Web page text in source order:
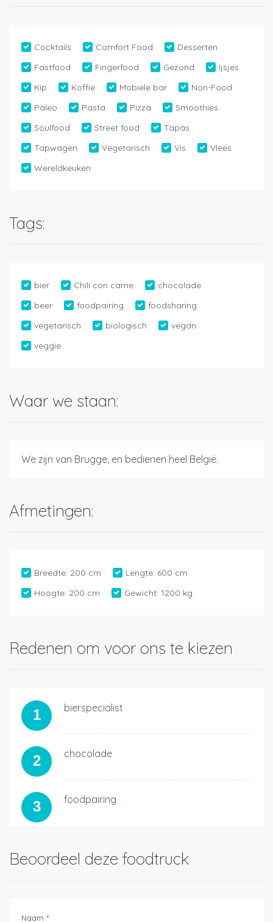
Cocktails Comfort Food
Desserten
Fastfood
Fingerfood Gezond
Ijsjes
Kip
Koffie Mobiele bar
Non-Food
Paleo
Pasta Pizza
Smoothies
Soulfood
Street food
Tapas
Tapwagen
Vegetarisch Vis
Vlees
Wereldkeuken
Tags:
bier Chili con carne
chocolade
beer
foodpairing
foodsharing
vegetarisch
biologisch
vegan
veggie
Waar we staan:
We zijn van Brugge, en bedienen heel België.
Afmetingen:
Breedte: 200 cm Lengte: 600 cm
Hoogte: 200 cm Gewicht: 1200 kg
Redenen om voor ons te kiezen
1 bierspecialist
2 chocolade
3 foodpairing
Beoordeel deze foodtruck
Naam *